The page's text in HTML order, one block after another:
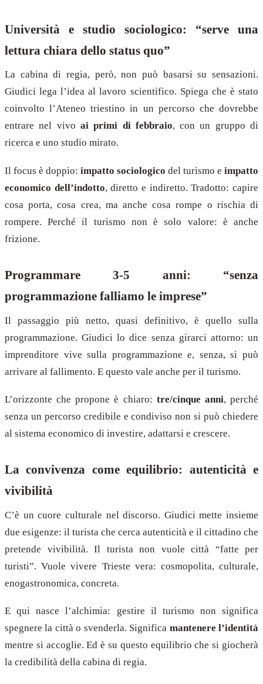
Università e studio sociologico: “serve una
lettura chiara dello status quo”
La cabina di regia, però, non può basarsi su sensazioni.
Giudici lega l’idea al lavoro scientifico. Spiega che è stato
coinvolto l’Ateneo triestino in un percorso che dovrebbe
entrare nel vivo ai primi di febbraio, con un gruppo di
ricerca e uno studio mirato.
Il focus è doppio: impatto sociologico del turismo e impatto
economico dell’indotto, diretto e indiretto. Tradotto: capire
cosa porta, cosa crea, ma anche cosa rompe o rischia di
rompere. Perché il turismo non è solo valore: è anche
frizione.
Programmare 3-5 anni: “senza
programmazione falliamo le imprese”
Il passaggio più netto, quasi definitivo, è quello sulla
programmazione. Giudici lo dice senza girarci attorno: un
imprenditore vive sulla programmazione e, senza, si può
arrivare al fallimento. E questo vale anche per il turismo.
L’orizzonte che propone è chiaro: tre/cinque anni, perché
senza un percorso credibile e condiviso non si può chiedere
al sistema economico di investire, adattarsi e crescere.
La convivenza come equilibrio: autenticità e
vivibilità
C’è un cuore culturale nel discorso. Giudici mette insieme
due esigenze: il turista che cerca autenticità e il cittadino che
pretende vivibilità. Il turista non vuole città “fatte per
turisti”. Vuole vivere Trieste vera: cosmopolita, culturale,
enogastronomica, concreta.
E qui nasce l’alchimia: gestire il turismo non significa
spegnere la città o svenderla. Significa mantenere l’identità
mentre si accoglie. Ed è su questo equilibrio che si giocherà
la credibilità della cabina di regia.